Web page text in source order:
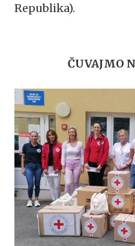
Republika).
ČUVAJMO